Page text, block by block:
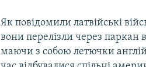
Як повідомили латвійські
вони перелізли через паркан
маючи з собою летючки